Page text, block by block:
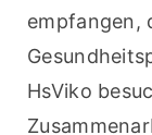
empfangen,
HsViko